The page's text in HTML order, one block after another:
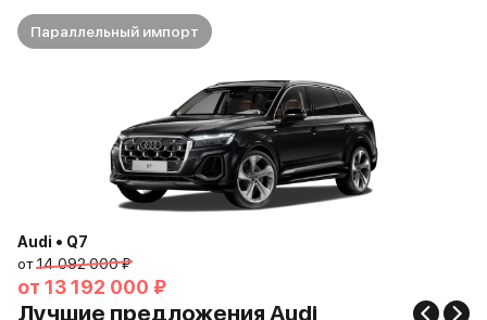
Параллельный импорт
Audi • Q7
от14 092 000 ₽
от 13 192 000 ₽
Лучшие предложения Audi